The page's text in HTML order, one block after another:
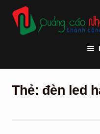
đến
Điều
Chuyển
đến
nội
Thi công quảng cáo
Thẻ: đèn led